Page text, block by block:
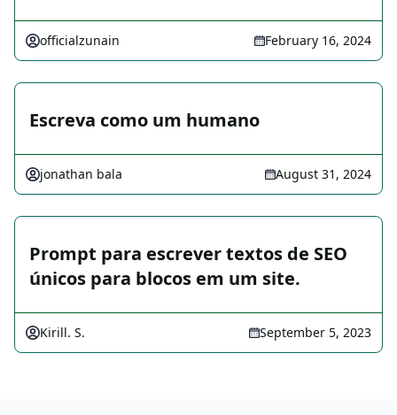
officialzunain February 16, 2024
Escreva como um humano
jonathan bala August 31, 2024
Prompt para escrever textos de SEO
únicos para blocos em um site.
Kirill. S. September 5, 2023